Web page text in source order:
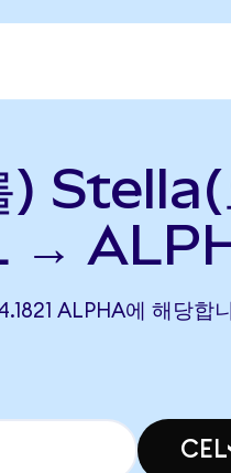
) Stella(
→
ALPHA에 해당합
CEL